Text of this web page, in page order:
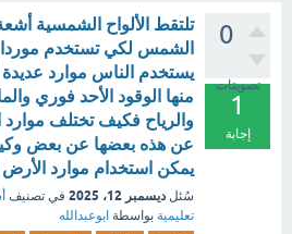
0
تصويتات
1
إجابة
تلتقط الألواح الشمسية
الشمس لكي تستخدم موردا
يستخدم الناس موارد عديدة
منها الوقود الأحد فوري
والرياح فكيف تختلف موارد
عن هذه بعضها عن بعض
يمكن استخدام موارد الأرض
سُئل ديسمبر 12، 2025 في تصنيف
تعليمية بواسطة ابوعبدالله